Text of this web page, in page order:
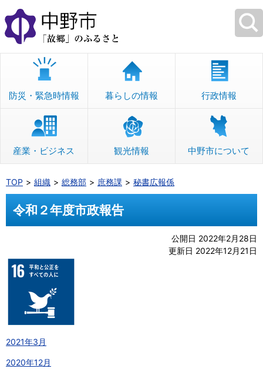
本
文
へ
移
防災・緊急時情報 暮らしの情報 行政情報
産業・ビジネス 観光情報 中野市について
TOP 組織 総務部 庶務課 秘書広報係
令和２年度市政報告
公開日 2022年2月28日
更新日 2022年12月21日
2021年3月
2020年12月